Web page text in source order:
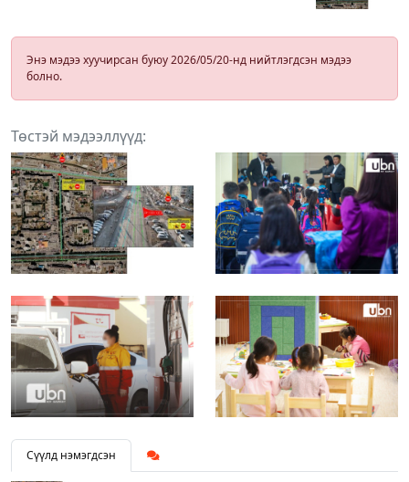
Энэ мэдээ хуучирсан буюу 2026/05/20-нд нийтлэгдсэн мэдээ
болно.
Төстэй мэдээллүүд:
Сүүлд нэмэгдсэн